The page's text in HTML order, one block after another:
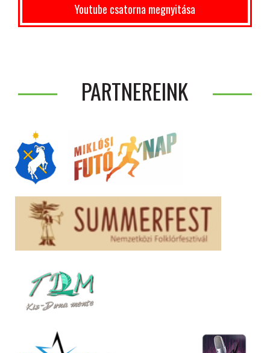
Youtube csatorna megnyitása
PARTNEREINK